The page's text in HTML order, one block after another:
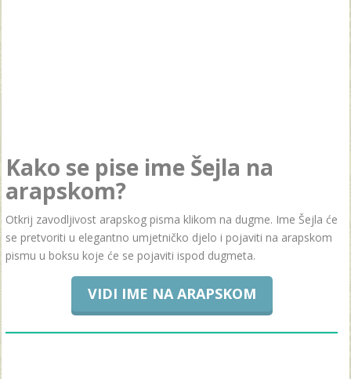
Kako se pise ime Šejla na
arapskom?
Otkrij zavodljivost arapskog pisma klikom na dugme. Ime Šejla će
se pretvoriti u elegantno umjetničko djelo i pojaviti na arapskom
pismu u boksu koje će se pojaviti ispod dugmeta.
VIDI IME NA ARAPSKOM